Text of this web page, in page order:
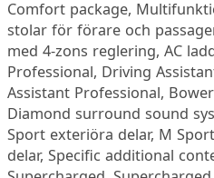
Comfort package,
stolar för förare och
med 4-zons reglering, AC
Professional, Driving
Assistant Professional,
Diamond surround sound
Sport exteriöra delar, M
delar, Specific additional